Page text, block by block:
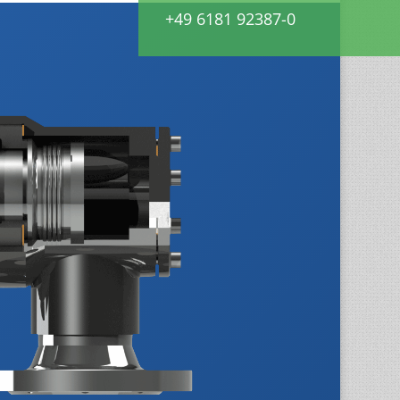
+49 6181 92387-0